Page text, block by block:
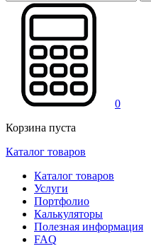
0
Корзина пуста
Каталог товаров
Каталог товаров
Услуги
Портфолио
Калькуляторы
Полезная информация
FAQ